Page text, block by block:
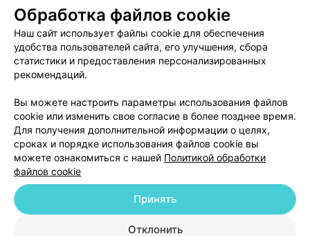
Медицинский маркетинг
Публичный договор
Пользовательское соглашение
Способы оплаты
Вакансии
Партнеры
Написать руководителю 103.by
Персональные настройки cookie
Обработка персональных данных
© 2026 ООО «Артокс Лаб», УНП 191700409| 220012, Республика Беларусь,
Обработка файлов cookie
Наш сайт использует файлы cookie для обеспечения
удобства пользователей сайта, его улучшения, сбора
статистики и предоставления персонализированных
рекомендаций.
Вы можете настроить параметры использования файлов
cookie или изменить свое согласие в более позднее время.
Для получения дополнительной информации о целях,
сроках и порядке использования файлов cookie вы
можете ознакомиться с нашей Политикой обработки
файлов cookie
Отклонить
Принять